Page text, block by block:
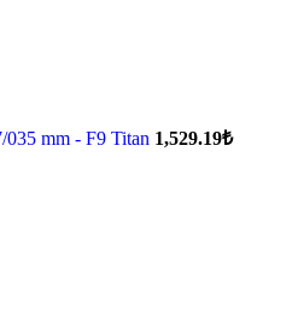
mm - F9 Titan 1,529.19₺